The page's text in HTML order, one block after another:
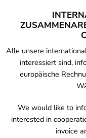
Alle unsere
interessiert sind,
europäische
We would like to
interested in
invoice